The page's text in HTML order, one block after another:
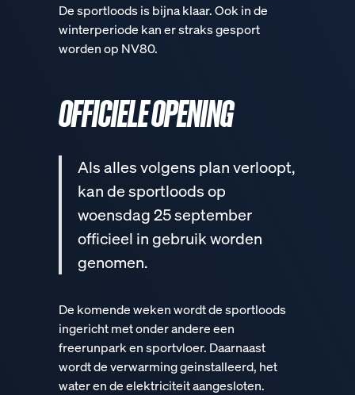
De sportloods is bijna klaar. Ook in de
winterperiode kan er straks gesport
worden op NV80.
OFFICIELE OPENING
Als alles volgens plan verloopt,
kan de sportloods op
woensdag 25 september
officieel in gebruik worden
genomen.
De komende weken wordt de sportloods
ingericht met onder andere een
freerunpark en sportvloer. Daarnaast
wordt de verwarming geinstalleerd, het
water en de elektriciteit aangesloten.